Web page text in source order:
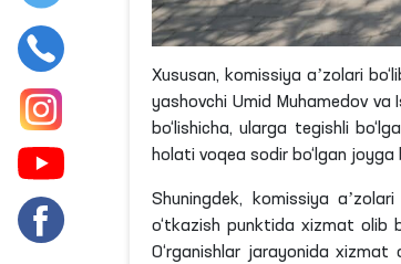
Xususan, komissiya aʼzolari
yashovchi Umid Muhamedovva
bo‘lishicha, ularga tegishli
holati voqea sodir bo‘lgan joyga
Shuningdek, komissiya
o‘tkazish punktida xizmat olib
O‘rganishlar jarayonida